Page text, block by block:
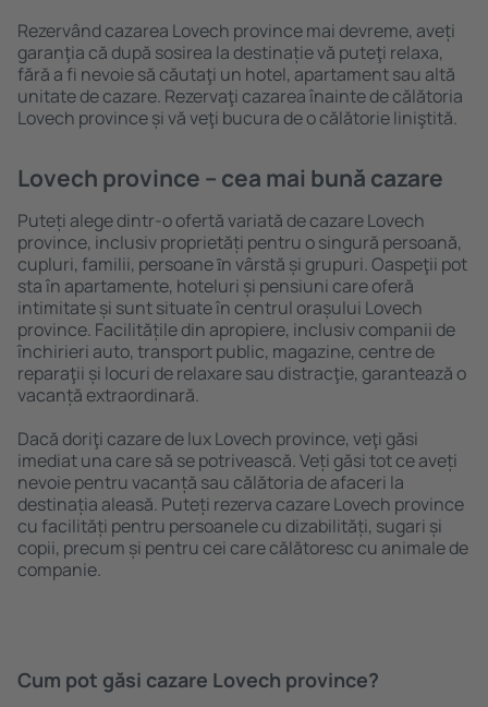
Rezervând cazarea Lovech province mai devreme, aveți
garanţia că după sosirea la destinație vă puteţi relaxa,
fără a fi nevoie să căutaţi un hotel, apartament sau altă
unitate de cazare. Rezervaţi cazarea înainte de călătoria
Lovech province și vă veţi bucura de o călătorie liniştită.
Lovech province – cea mai bună cazare
Puteți alege dintr-o ofertă variată de cazare Lovech
province, inclusiv proprietăți pentru o singură persoană,
cupluri, familii, persoane ȋn vârstă și grupuri. Oaspeţii pot
sta în apartamente, hoteluri și pensiuni care oferă
intimitate și sunt situate în centrul orașului Lovech
province. Facilitățile din apropiere, inclusiv companii de
închirieri auto, transport public, magazine, centre de
reparaţii și locuri de relaxare sau distracţie, garantează o
vacanță extraordinară.
Dacă doriţi cazare de lux Lovech province, veţi găsi
imediat una care să se potrivească. Veți găsi tot ce aveți
nevoie pentru vacanță sau călătoria de afaceri la
destinația aleasă. Puteți rezerva cazare Lovech province
cu facilități pentru persoanele cu dizabilități, sugari și
copii, precum și pentru cei care călătoresc cu animale de
companie.
Cum pot găsi cazare Lovech province?